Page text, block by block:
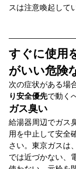
スは注意喚起して
すぐに使用
がいい危険
次の症状がある場
り安全優先で動く
ガス臭い
給湯器周辺でガス
用を中止して安全
さい。東京ガスは
では近づかない、